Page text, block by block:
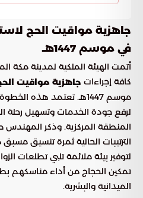
جاهزية مواقيت الحج
في موسم 1447هـ
أتمت الهيئة الملكية لمدينة مكة
كافة إجراءات جاهزية مواقيت
موسم 1447هـ. تعتمد هذه
لرفع جودة الخدمات وتسهيل رحلة
المنطقة المركزية. وذكر المهندس
الترتيبات الحالية ثمرة تنسيق
لتوفير بيئة ملائمة تلبي تطلعات
تمكين الحجاج من أداء مناسكهم
الميدانية والبشرية.